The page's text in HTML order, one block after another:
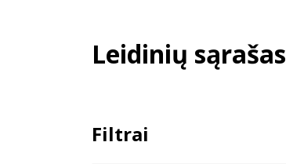
Leidinių sąrašas
Filtrai